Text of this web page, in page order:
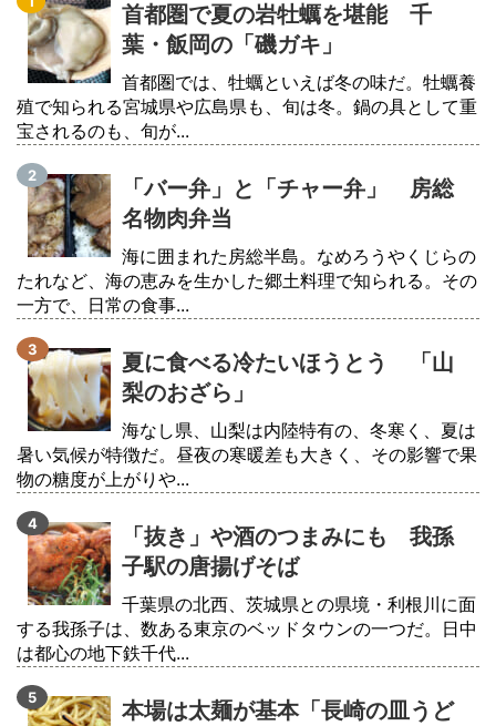
首都圏で夏の岩牡蠣を堪能 千
葉・飯岡の「磯ガキ」
首都圏では、牡蠣といえば冬の味だ。牡蠣養
殖で知られる宮城県や広島県も、旬は冬。鍋の具として重
宝されるのも、旬が...
「バー弁」と「チャー弁」 房総
名物肉弁当
海に囲まれた房総半島。なめろうやくじらの
たれなど、海の恵みを生かした郷土料理で知られる。その
一方で、日常の食事...
夏に食べる冷たいほうとう 「山
梨のおざら」
海なし県、山梨は内陸特有の、冬寒く、夏は
暑い気候が特徴だ。昼夜の寒暖差も大きく、その影響で果
物の糖度が上がりや...
「抜き」や酒のつまみにも 我孫
子駅の唐揚げそば
千葉県の北西、茨城県との県境・利根川に面
する我孫子は、数ある東京のベッドタウンの一つだ。日中
は都心の地下鉄千代...
本場は太麺が基本「長崎の皿うど